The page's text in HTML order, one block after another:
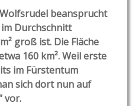
beansprucht
Durchschnitt
groß ist. Die Fläche
160 km². Weil erste
im Fürstentum
sich dort nun auf
vor.